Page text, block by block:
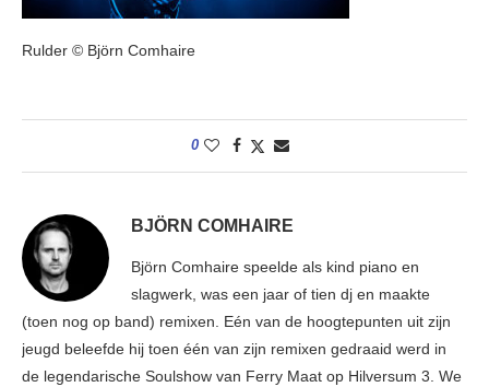
Rulder © Björn Comhaire
0
BJÖRN COMHAIRE
Björn Comhaire speelde als kind piano en
slagwerk, was een jaar of tien dj en maakte
(toen nog op band) remixen. Eén van de hoogtepunten uit zijn
jeugd beleefde hij toen één van zijn remixen gedraaid werd in
de legendarische Soulshow van Ferry Maat op Hilversum 3. We